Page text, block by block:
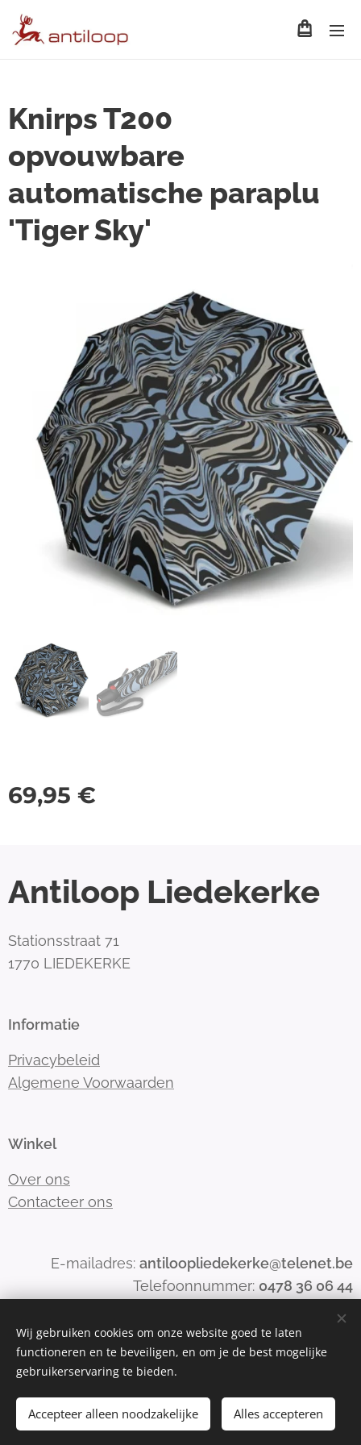
Knirps T200
opvouwbare
automatische paraplu
'Tiger Sky'
69,95 €
Toevoegen aan de winkelwagen
Antiloop Liedekerke
Stationsstraat 71
1770 LIEDEKERKE
Informatie
Privacybeleid
Algemene Voorwaarden
Winkel
Over ons
Contacteer ons
E-mailadres: antiloopliedekerke@telenet.be
Telefoonnummer: 0478 36 06 44
Mogelijk gemaakt doorWebnode Cookies
Wij gebruiken cookies om onze website goed te laten
functioneren en te beveiligen, en om je de best mogelijke
gebruikerservaring te bieden.
Accepteer alleen noodzakelijke Alles accepteren